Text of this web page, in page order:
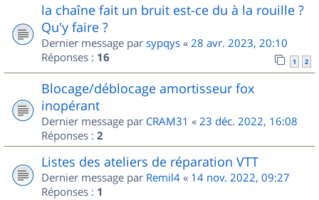
la chaîne fait un bruit est-ce du à la rouille ?
Qu'y faire ?
Dernier message par sypqys « 28 avr. 2023, 20:10
Réponses : 16 1 2
Blocage/déblocage amortisseur fox
inopérant
Dernier message par CRAM31 « 23 déc. 2022, 16:08
Réponses : 2
Listes des ateliers de réparation VTT
Dernier message par Remil4 « 14 nov. 2022, 09:27
Réponses : 1